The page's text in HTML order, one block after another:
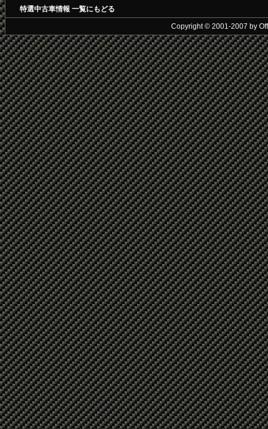
特選中古車情報 一覧にもどる
Copyright © 2001-2007 by